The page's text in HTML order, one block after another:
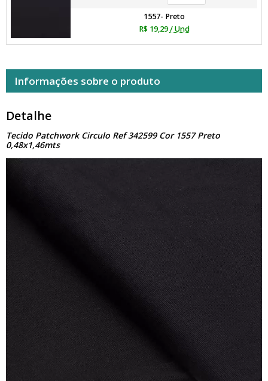
1557- Preto
R$ 19,29 / Und
Informações sobre o produto
Detalhe
Tecido Patchwork Circulo Ref 342599 Cor 1557 Preto
0,48x1,46mts